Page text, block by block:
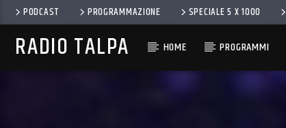
PODCAST PROGRAMMAZIONE SPECIALE 5 X 1000
RADIO TALPA HOME PROGRAMMI